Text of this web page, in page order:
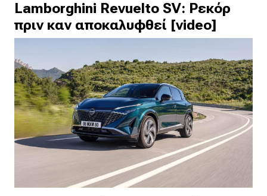
Lamborghini Revuelto SV: Ρεκόρ
πριν καν αποκαλυφθεί [video]